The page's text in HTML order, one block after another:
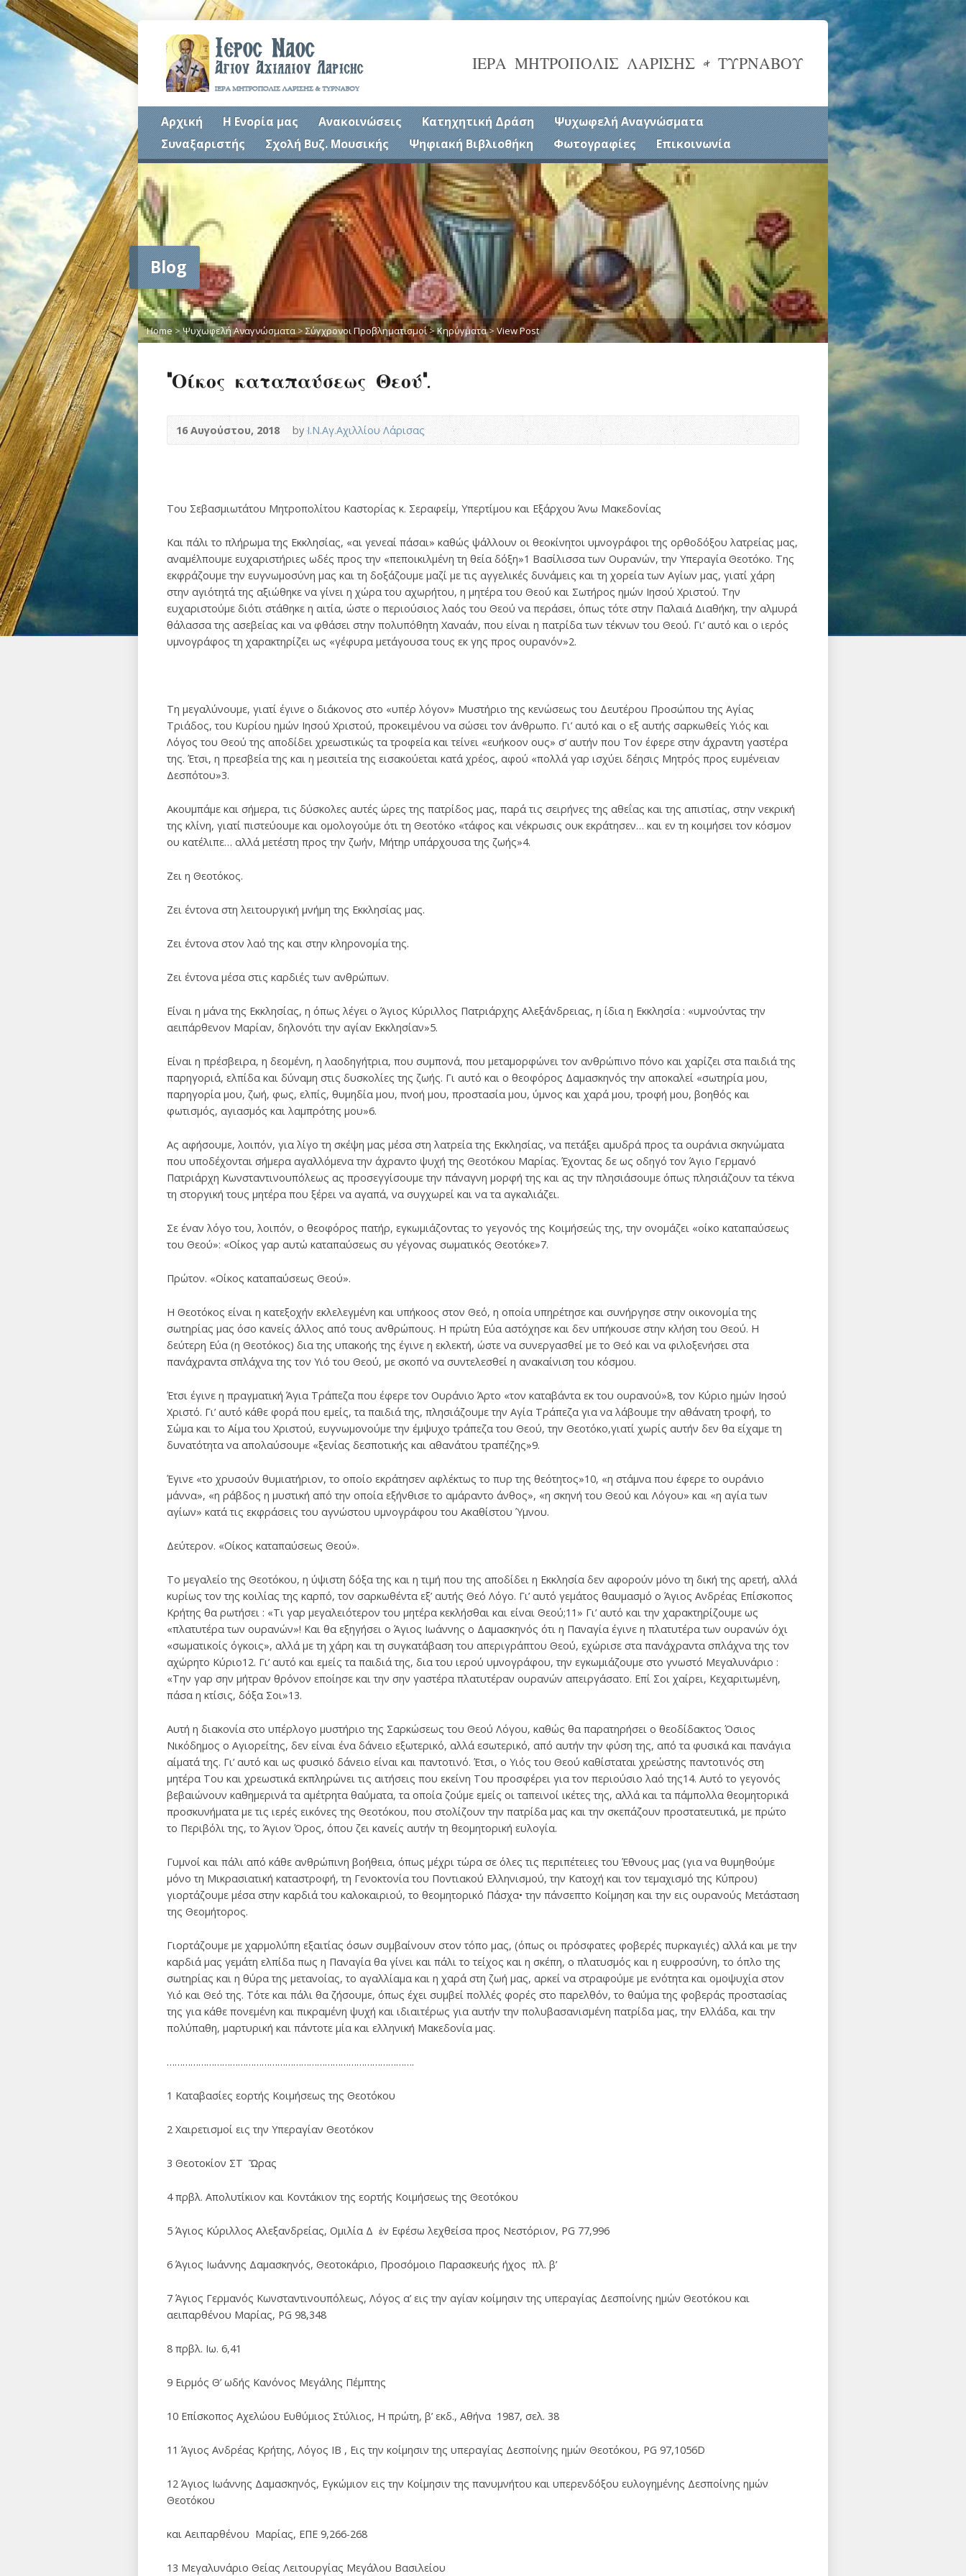
ΙΕΡΑ ΜΗΤΡΟΠΟΛΙΣ ΛΑΡΙΣΗΣ & ΤΥΡΝΑΒΟΥ
Αρχική Η Ενορία μας Ανακοινώσεις Κατηχητική Δράση
Ψυχωφελή Αναγνώσματα
Συναξαριστής
Σχολή Βυζ. Μουσικής Ψηφιακή Βιβλιοθήκη Φωτογραφίες Επικοινωνία
Blog
Home >Ψυχωφελή Αναγνώσματα> Σύγχρονοι Προβληματισμοί>Κηρύγματα> View Post
“Οίκος καταπαύσεως Θεού”.
16 Αυγούστου, 2018 byΙ.Ν.Αγ.Αχιλλίου Λάρισας
Του Σεβασμιωτάτου Μητροπολίτου Καστορίας κ. Σεραφείμ, Υπερτίμου και Εξάρχου Άνω Μακεδονίας
Και πάλι το πλήρωμα της Εκκλησίας, «αι γενεαί πάσαι» καθώς ψάλλουν οι θεοκίνητοι υμνογράφοι της ορθοδόξου λατρείας μας,
αναμέλπουμε ευχαριστήριες ωδές προς την «πεποικιλμένη τη θεία δόξη»1 Βασίλισσα των Ουρανών, την Υπεραγία Θεοτόκο. Της
εκφράζουμε την ευγνωμοσύνη μας και τη δοξάζουμε μαζί με τις αγγελικές δυνάμεις και τη χορεία των Αγίων μας, γιατί χάρη
στην αγιότητά της αξιώθηκε να γίνει η χώρα του αχωρήτου, η μητέρα του Θεού και Σωτήρος ημών Ιησού Χριστού. Την
ευχαριστούμε διότι στάθηκε η αιτία, ώστε ο περιούσιος λαός του Θεού να περάσει, όπως τότε στην Παλαιά Διαθήκη, την αλμυρά
θάλασσα της ασεβείας και να φθάσει στην πολυπόθητη Χαναάν, που είναι η πατρίδα των τέκνων του Θεού. Γι’ αυτό και ο ιερός
υμνογράφος τη χαρακτηρίζει ως «γέφυρα μετάγουσα τους εκ γης προς ουρανόν»2.
Τη μεγαλύνουμε, γιατί έγινε ο διάκονος στο «υπέρ λόγον» Μυστήριο της κενώσεως του Δευτέρου Προσώπου της Αγίας
Τριάδος, του Κυρίου ημών Ιησού Χριστού, προκειμένου να σώσει τον άνθρωπο. Γι’ αυτό και ο εξ αυτής σαρκωθείς Υιός και
Λόγος του Θεού της αποδίδει χρεωστικώς τα τροφεία και τείνει «ευήκοον ους» σ’ αυτήν που Τον έφερε στην άχραντη γαστέρα
της. Έτσι, η πρεσβεία της και η μεσιτεία της εισακούεται κατά χρέος, αφού «πολλά γαρ ισχύει δέησις Μητρός προς ευμένειαν
Δεσπότου»3.
Ακουμπάμε και σήμερα, τις δύσκολες αυτές ώρες της πατρίδος μας, παρά τις σειρήνες της αθεΐας και της απιστίας, στην νεκρική
της κλίνη, γιατί πιστεύουμε και ομολογούμε ότι τη Θεοτόκο «τάφος και νέκρωσις ουκ εκράτησεν… και εν τη κοιμήσει τον κόσμον
ου κατέλιπε… αλλά μετέστη προς την ζωήν, Μήτηρ υπάρχουσα της ζωής»4.
Ζει η Θεοτόκος.
Ζει έντονα στη λειτουργική μνήμη της Εκκλησίας μας.
Ζει έντονα στον λαό της και στην κληρονομία της.
Ζει έντονα μέσα στις καρδιές των ανθρώπων.
Είναι η μάνα της Εκκλησίας, η όπως λέγει ο Άγιος Κύριλλος Πατριάρχης Αλεξάνδρειας, η ίδια η Εκκλησία : «υμνούντας την
αειπάρθενον Μαρίαν, δηλονότι την αγίαν Εκκλησίαν»5.
Είναι η πρέσβειρα, η δεομένη, η λαοδηγήτρια, που συμπονά, που μεταμορφώνει τον ανθρώπινο πόνο και χαρίζει στα παιδιά της
παρηγοριά, ελπίδα και δύναμη στις δυσκολίες της ζωής. Γι αυτό και ο θεοφόρος Δαμασκηνός την αποκαλεί «σωτηρία μου,
παρηγορία μου, ζωή, φως, ελπίς, θυμηδία μου, πνοή μου, προστασία μου, ύμνος και χαρά μου, τροφή μου, βοηθός και
φωτισμός, αγιασμός και λαμπρότης μου»6.
Ας αφήσουμε, λοιπόν, για λίγο τη σκέψη μας μέσα στη λατρεία της Εκκλησίας, να πετάξει αμυδρά προς τα ουράνια σκηνώματα
που υποδέχονται σήμερα αγαλλόμενα την άχραντο ψυχή της Θεοτόκου Μαρίας. Έχοντας δε ως οδηγό τον Άγιο Γερμανό
Πατριάρχη Κωνσταντινουπόλεως ας προσεγγίσουμε την πάναγνη μορφή της και ας την πλησιάσουμε όπως πλησιάζουν τα τέκνα
τη στοργική τους μητέρα που ξέρει να αγαπά, να συγχωρεί και να τα αγκαλιάζει.
Σε έναν λόγο του, λοιπόν, ο θεοφόρος πατήρ, εγκωμιάζοντας το γεγονός της Κοιμήσεώς της, την ονομάζει «οίκο καταπαύσεως
του Θεού»: «Οίκος γαρ αυτώ καταπαύσεως συ γέγονας σωματικός Θεοτόκε»7.
Πρώτον. «Οίκος καταπαύσεως Θεού».
Η Θεοτόκος είναι η κατεξοχήν εκλελεγμένη και υπήκοος στον Θεό, η οποία υπηρέτησε και συνήργησε στην οικονομία της
σωτηρίας μας όσο κανείς άλλος από τους ανθρώπους. Η πρώτη Εύα αστόχησε και δεν υπήκουσε στην κλήση του Θεού. Η
δεύτερη Εύα (η Θεοτόκος) δια της υπακοής της έγινε η εκλεκτή, ώστε να συνεργασθεί με το Θεό και να φιλοξενήσει στα
πανάχραντα σπλάχνα της τον Υιό του Θεού, με σκοπό να συντελεσθεί η ανακαίνιση του κόσμου.
Έτσι έγινε η πραγματική Άγια Τράπεζα που έφερε τον Ουράνιο Άρτο «τον καταβάντα εκ του ουρανού»8, τον Κύριο ημών Ιησού
Χριστό. Γι’ αυτό κάθε φορά που εμείς, τα παιδιά της, πλησιάζουμε την Αγία Τράπεζα για να λάβουμε την αθάνατη τροφή, το
Σώμα και το Αίμα του Χριστού, ευγνωμονούμε την έμψυχο τράπεζα του Θεού, την Θεοτόκο,γιατί χωρίς αυτήν δεν θα είχαμε τη
δυνατότητα να απολαύσουμε «ξενίας δεσποτικής και αθανάτου τραπέζης»9.
Έγινε «το χρυσούν θυμιατήριον, το οποίο εκράτησεν αφλέκτως το πυρ της θεότητος»10, «η στάμνα που έφερε το ουράνιο
μάννα», «η ράβδος η μυστική από την οποία εξήνθισε το αμάραντο άνθος», «η σκηνή του Θεού και Λόγου» και «η αγία των
αγίων» κατά τις εκφράσεις του αγνώστου υμνογράφου του Ακαθίστου Ύμνου.
Δεύτερον. «Οίκος καταπαύσεως Θεού».
Το μεγαλείο της Θεοτόκου, η ύψιστη δόξα της και η τιμή που της αποδίδει η Εκκλησία δεν αφορούν μόνο τη δική της αρετή, αλλά
κυρίως τον της κοιλίας της καρπό, τον σαρκωθέντα εξ’ αυτής Θεό Λόγο. Γι’ αυτό γεμάτος θαυμασμό ο Άγιος Ανδρέας Επίσκοπος
Κρήτης θα ρωτήσει : «Τι γαρ μεγαλειότερον του μητέρα κεκλήσθαι και είναι Θεού;11» Γι’ αυτό και την χαρακτηρίζουμε ως
«πλατυτέρα των ουρανών»! Και θα εξηγήσει ο Άγιος Ιωάννης ο Δαμασκηνός ότι η Παναγία έγινε η πλατυτέρα των ουρανών όχι
«σωματικοίς όγκοις», αλλά με τη χάρη και τη συγκατάβαση του απεριγράπτου Θεού, εχώρισε στα πανάχραντα σπλάχνα της τον
αχώρητο Κύριο12. Γι’ αυτό και εμείς τα παιδιά της, δια του ιερού υμνογράφου, την εγκωμιάζουμε στο γνωστό Μεγαλυνάριο :
«Την γαρ σην μήτραν θρόνον εποίησε και την σην γαστέρα πλατυτέραν ουρανών απειργάσατο. Επί Σοι χαίρει, Κεχαριτωμένη,
πάσα η κτίσις, δόξα Σοι»13.
Αυτή η διακονία στο υπέρλογο μυστήριο της Σαρκώσεως του Θεού Λόγου, καθώς θα παρατηρήσει ο θεοδίδακτος Όσιος
Νικόδημος ο Αγιορείτης, δεν είναι ένα δάνειο εξωτερικό, αλλά εσωτερικό, από αυτήν την φύση της, από τα φυσικά και πανάγια
αίματά της. Γι’ αυτό και ως φυσικό δάνειο είναι και παντοτινό. Έτσι, ο Υιός του Θεού καθίσταται χρεώστης παντοτινός στη
μητέρα Του και χρεωστικά εκπληρώνει τις αιτήσεις που εκείνη Του προσφέρει για τον περιούσιο λαό της14. Αυτό το γεγονός
βεβαιώνουν καθημερινά τα αμέτρητα θαύματα, τα οποία ζούμε εμείς οι ταπεινοί ικέτες της, αλλά και τα πάμπολλα θεομητορικά
προσκυνήματα με τις ιερές εικόνες της Θεοτόκου, που στολίζουν την πατρίδα μας και την σκεπάζουν προστατευτικά, με πρώτο
το Περιβόλι της, το Άγιον Όρος, όπου ζει κανείς αυτήν τη θεομητορική ευλογία.
Γυμνοί και πάλι από κάθε ανθρώπινη βοήθεια, όπως μέχρι τώρα σε όλες τις περιπέτειες του Έθνους μας (για να θυμηθούμε
μόνο τη Μικρασιατική καταστροφή, τη Γενοκτονία του Ποντιακού Ελληνισμού, την Κατοχή και τον τεμαχισμό της Κύπρου)
γιορτάζουμε μέσα στην καρδιά του καλοκαιριού, το θεομητορικό Πάσχα• την πάνσεπτο Κοίμηση και την εις ουρανούς Μετάσταση
της Θεομήτορος.
Γιορτάζουμε με χαρμολύπη εξαιτίας όσων συμβαίνουν στον τόπο μας, (όπως οι πρόσφατες φοβερές πυρκαγιές) αλλά και με την
καρδιά μας γεμάτη ελπίδα πως η Παναγία θα γίνει και πάλι το τείχος και η σκέπη, ο πλατυσμός και η ευφροσύνη, το όπλο της
σωτηρίας και η θύρα της μετανοίας, το αγαλλίαμα και η χαρά στη ζωή μας, αρκεί να στραφούμε με ενότητα και ομοψυχία στον
Υιό και Θεό της. Τότε και πάλι θα ζήσουμε, όπως έχει συμβεί πολλές φορές στο παρελθόν, το θαύμα της φοβεράς προστασίας
της για κάθε πονεμένη και πικραμένη ψυχή και ιδιαιτέρως για αυτήν την πολυβασανισμένη πατρίδα μας, την Ελλάδα, και την
πολύπαθη, μαρτυρική και πάντοτε μία και ελληνική Μακεδονία μας.
………………………………………………………………………………….
1 Καταβασίες εορτής Κοιμήσεως της Θεοτόκου
2 Χαιρετισμοί εις την Υπεραγίαν Θεοτόκον
3 Θεοτοκίον ΣΤ Ὥρας
4 πρβλ. Απολυτίκιον και Κοντάκιον της εορτής Κοιμήσεως της Θεοτόκου
5 Άγιος Κύριλλος Αλεξανδρείας, Ομιλία Δ ἐν Εφέσω λεχθείσα προς Νεστόριον, PG 77,996
6 Άγιος Ιωάννης Δαμασκηνός, Θεοτοκάριο, Προσόμοιο Παρασκευής ήχος πλ. β’
7 Άγιος Γερμανός Κωνσταντινουπόλεως, Λόγος α’ εις την αγίαν κοίμησιν της υπεραγίας Δεσποίνης ημών Θεοτόκου και
αειπαρθένου Μαρίας, PG 98,348
8 πρβλ. Ιω. 6,41
9 Ειρμός Θ’ ωδής Κανόνος Μεγάλης Πέμπτης
10 Επίσκοπος Αχελώου Ευθύμιος Στύλιος, Η πρώτη, β’ εκδ., Αθήνα 1987, σελ. 38
11 Άγιος Ανδρέας Κρήτης, Λόγος ΙΒ , Εις την κοίμησιν της υπεραγίας Δεσποίνης ημών Θεοτόκου, PG 97,1056D
12 Άγιος Ιωάννης Δαμασκηνός, Εγκώμιον εις την Κοίμησιν της πανυμνήτου και υπερενδόξου ευλογημένης Δεσποίνης ημών
Θεοτόκου
και Αειπαρθένου Μαρίας, ΕΠΕ 9,266-268
13 Μεγαλυνάριο Θείας Λειτουργίας Μεγάλου Βασιλείου